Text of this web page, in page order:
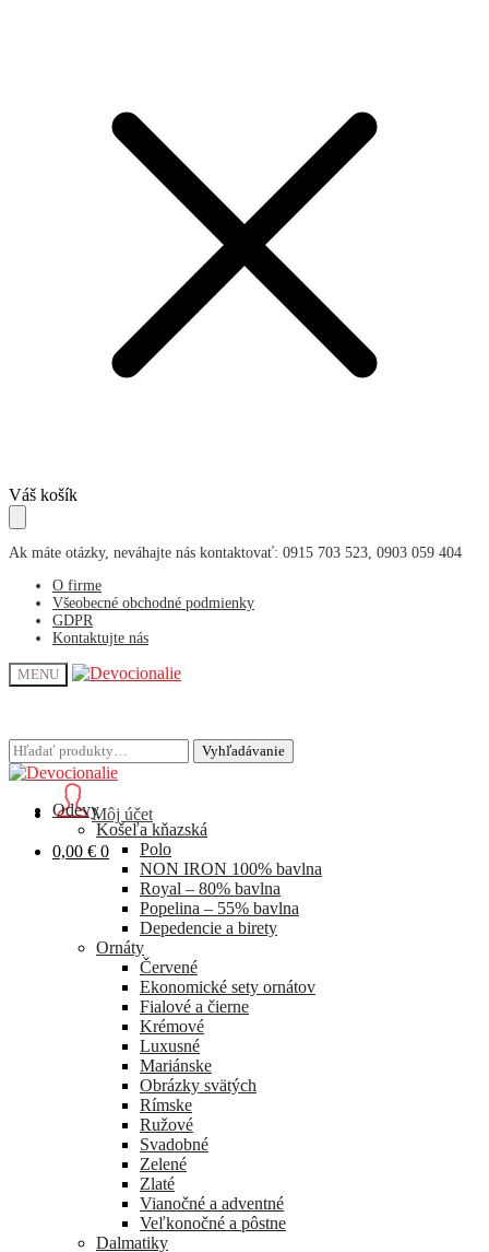
Skip
to
navigation
Skip
to
content
Váš košík
Ak máte otázky, neváhajte nás kontaktovať: 0915 703 523, 0903 059 404
O firme
Všeobecné obchodné podmienky
GDPR
Kontaktujte nás
MENU
Hľadať: Vyhľadávanie
Môj účet
0,00 € 0
Hľadať: Vyhľadávanie
Odevy
Košeľa kňazská
Polo
NON IRON 100% bavlna
Royal – 80% bavlna
Popelina – 55% bavlna
Depedencie a birety
Ornáty
Červené
Ekonomické sety ornátov
Fialové a čierne
Krémové
Luxusné
Mariánske
Obrázky svätých
Rímske
Ružové
Svadobné
Zelené
Zlaté
Vianočné a adventné
Veľkonočné a pôstne
Dalmatiky